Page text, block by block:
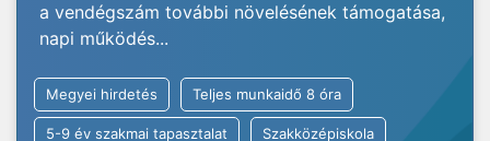
a vendégszám további növelésének támogatása,
napi működés...
Megyei hirdetés Teljes munkaidő 8 óra
5-9 év szakmai tapasztalat Szakközépiskola